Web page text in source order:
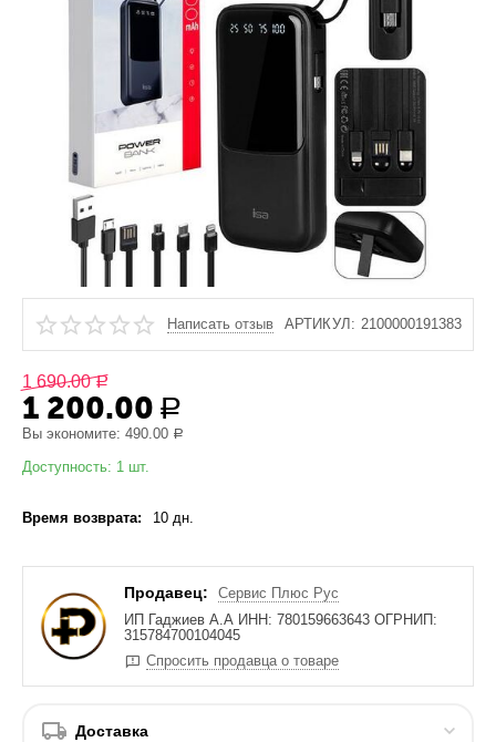
Написать отзыв АРТИКУЛ: 2100000191383
1 690.00 Р
1 200.00 Р
Вы экономите:490.00 Р
Доступность: 1 шт.
Время возврата: 10 дн.
Продавец:
Сервис Плюс Рус
ИП Гаджиев А.А ИНН: 780159663643 ОГРНИП:
315784700104045
Спросить продавца о товаре
Доставка